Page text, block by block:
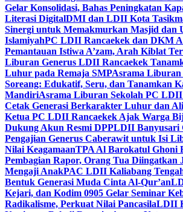
Gelar Konsolidasi, Bahas Peningkatan
Literasi DigitalDMI dan LDII Kota
Sinergi untuk Memakmurkan Masjid dan
IslamiyahPC LDII Rancaekek dan DKM
Pemantauan Istiwa A’zam, Arah Kiblat
Liburan Generus LDII Rancaekek
Luhur pada Remaja SMPAsrama
Soreang: Edukatif, Seru, dan Tanamkan
MandiriAsrama Liburan Sekolah PC
Cetak Generasi Berkarakter Luhur dan
Ketua PC LDII Rancaekek Ajak Warga
Dukung Akun Resmi DPPLDII Banyusari
Pengajian Generus Caberawit untuk Isi
Nilai KeagamaanTPA Al Barokatul Ghoni
Pembagian Rapor, Orang Tua Diingatkan
Mengaji AnakPAC LDII Kaliabang
Bentuk Generasi Muda Cinta Al-Qur’an
Kejari, dan Kodim 0905 Gelar Seminar
Radikalisme, Perkuat Nilai PancasilaLDII